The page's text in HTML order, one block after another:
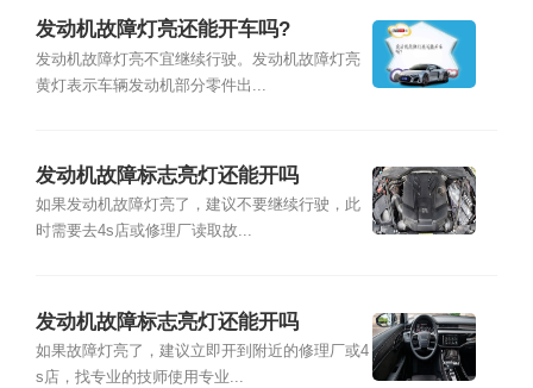
发动机故障灯亮还能开车吗?
发动机故障灯亮不宜继续行驶。发动机故障灯亮
黄灯表示车辆发动机部分零件出...
发动机故障标志亮灯还能开吗
如果发动机故障灯亮了，建议不要继续行驶，此
时需要去4s店或修理厂读取故...
发动机故障标志亮灯还能开吗
如果故障灯亮了，建议立即开到附近的修理厂或4
s店，找专业的技师使用专业...